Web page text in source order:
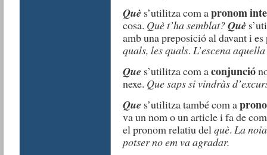
Què s’utilitza com apronom
cosa. Què t’ha semblat?Què
amb una preposició al davant i
quals, les quals. L’escena
Que s’utilitza com aconjunció
nexe. Que saps si vindràs
Que s’utilitza també com a
va un nom o un article i fa de
el pronom relatiu delquè. La
potser no em va agradar.